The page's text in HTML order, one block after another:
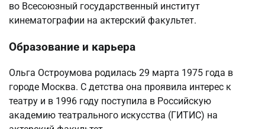
во Всесоюзный государственный институт
кинематографии на актерский факультет.
Образование и карьера
Ольга Остроумова родилась 29 марта 1975 года в
городе Москва. С детства она проявила интерес к
театру и в 1996 году поступила в Российскую
академию театрального искусства (ГИТИС) на